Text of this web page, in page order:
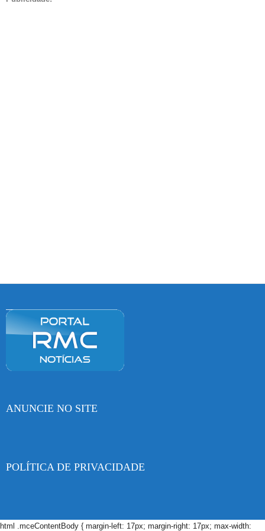
ANUNCIE NO SITE
POLÍTICA DE PRIVACIDADE
html .mceContentBody { margin-left: 17px; margin-right: 17px; max-width: